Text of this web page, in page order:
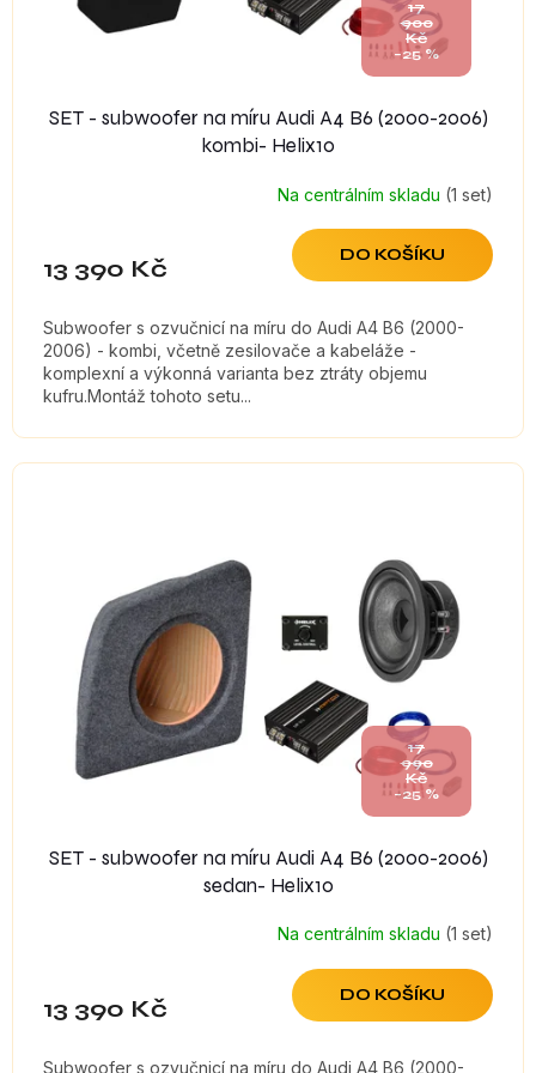
17
900
Kč
–25 %
SET - subwoofer na míru Audi A4 B6 (2000-2006)
kombi- Helix10
Na centrálním skladu (1 set)
13 390 Kč DO KOŠÍKU
Subwoofer s ozvučnicí na míru do Audi A4 B6 (2000-
2006) - kombi, včetně zesilovače a kabeláže -
komplexní a výkonná varianta bez ztráty objemu
kufru.Montáž tohoto setu...
17
990
Kč
–25 %
SET - subwoofer na míru Audi A4 B6 (2000-2006)
sedan- Helix10
Na centrálním skladu (1 set)
13 390 Kč DO KOŠÍKU
Subwoofer s ozvučnicí na míru do Audi A4 B6 (2000-